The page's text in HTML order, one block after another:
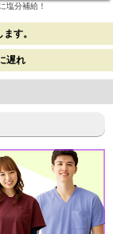
塩分補給！
す。
遅れ